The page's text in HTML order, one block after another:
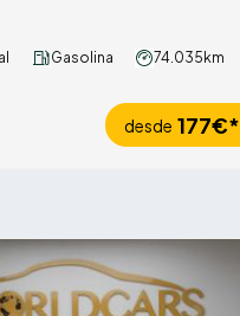
Gasolina 74.035km
desde 177€*